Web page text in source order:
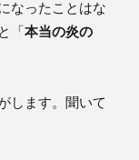
なったことはな
「本当の炎の
します。聞いて